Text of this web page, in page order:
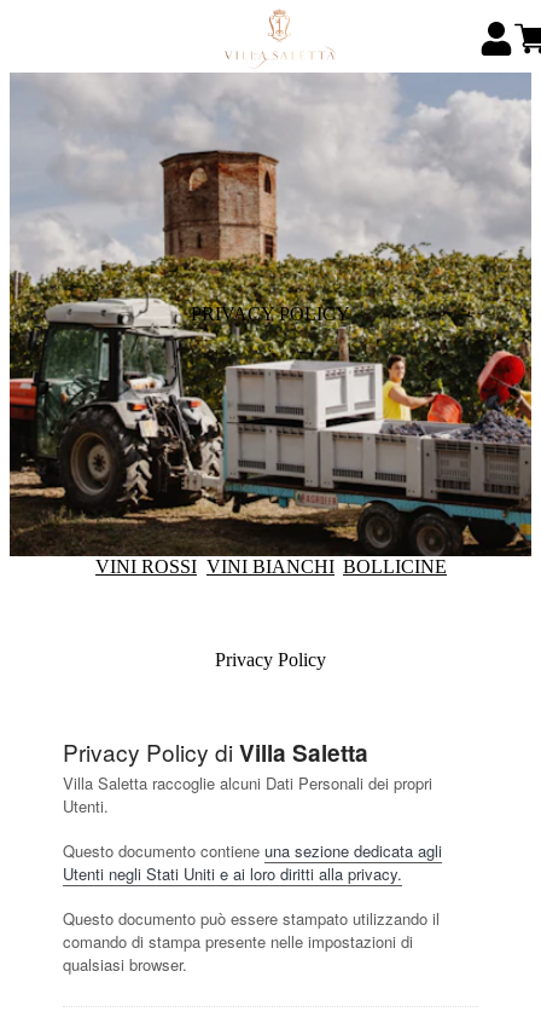
PRIVACY POLICY
VINI ROSSI VINI BIANCHI BOLLICINE
Privacy Policy
Privacy Policy di Villa Saletta
Villa Saletta raccoglie alcuni Dati Personali dei propri
Utenti.
Questo documento contiene una sezione dedicata agli
Utenti negli Stati Uniti e ai loro diritti alla privacy.
Questo documento può essere stampato utilizzando il
comando di stampa presente nelle impostazioni di
qualsiasi browser.